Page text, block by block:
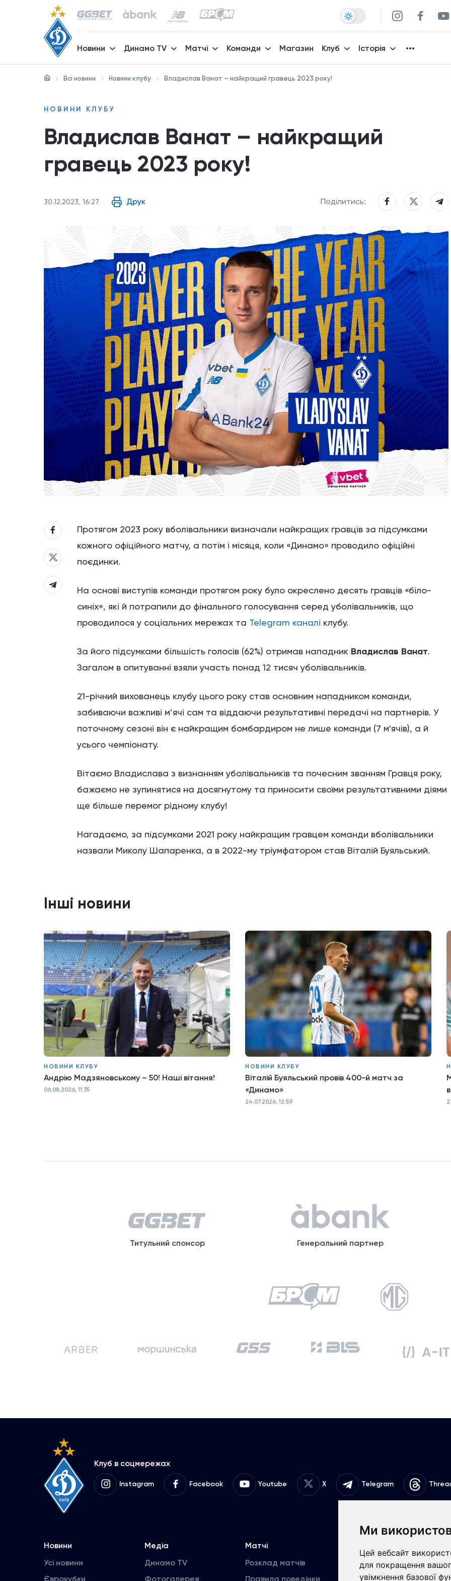
Ми
Цей вебсайт
для покращення
увімкнення базової
Новини Динамо TV Матчі Команди Магазин Клуб Історія
Всі новини Новини клубу Владислав Ванат – найкращий гравець 2023 року!
НОВИНИ КЛУБУ
Владислав Ванат – найкращий
гравець 2023 року!
30.12.2023, 16:27 Друк Поділитись:
Протягом 2023 року вболівальники визначали найкращих гравців за підсумками
кожного офіційного матчу, а потім і місяця, коли «Динамо» проводило офіційні
поєдинки.
На основі виступів команди протягом року було окреслено десять гравців «біло-
синіх», які й потрапили до фінального голосування серед уболівальників, що
проводилося у соціальних мережах та Telegram каналі клубу.
За його підсумками більшість голосів (62%) отримав нападник Владислав Ванат.
Загалом в опитуванні взяли участь понад 12 тисяч уболівальників.
21-річний вихованець клубу цього року став основним нападником команди,
забиваючи важливі м’ячі сам та віддаючи результативні передачі на партнерів. У
поточному сезоні він є найкращим бомбардиром не лише команди (7 м'ячів), а й
усього чемпіонату.
Вітаємо Владислава з визнанням уболівальників та почесним званням Гравця року,
бажаємо не зупинятися на досягнутому та приносити своїми результативними діями
ще більше перемог рідному клубу!
Нагадаємо, за підсумками 2021 року найкращим гравцем команди вболівальники
назвали Миколу Шапаренка, а в 2022-му тріумфатором став Віталій Буяльський.
Інші новини
НОВИНИ КЛУБУ
Андрію Мадзяновському – 50! Наші вітання!
06.08.2026, 11:35
НОВИНИ КЛУБУ
Віталій Буяльський провів 400-й матч за
«Динамо»
24.07.2026, 12:59
Титульний спонсор Генеральний партнер
Клуб в соцмережах
Instagram Facebook Youtube X Telegram
Новини
Усі новини
Єврокубки
Медіа
Динамо TV
Фотогалерея
Матчі
Розклад матчів
Правила поведінки
Перша команда